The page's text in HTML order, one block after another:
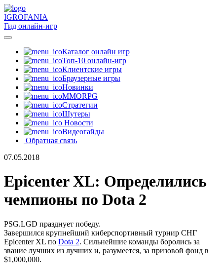
IGROFANIA
Гид онлайн-игр
Каталог онлайн игр
Топ-10 онлайн-игр
Клиентские игры
Браузерные игры
Новинки
MMORPG
Стратегии
Шутеры
Новости
Видеогайды
Обратная связь
07.05.2018
Epicenter XL: Определились
чемпионы по Dota 2
PSG.LGD празднует победу.
Завершился крупнейший киберспортивный турнир СНГ
Epicenter XL по Dota 2. Сильнейшие команды боролись за
звание лучших из лучших и, разумеется, за призовой фонд в
$1,000,000.